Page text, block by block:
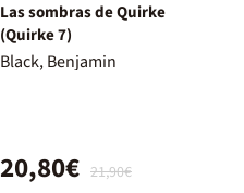
Las sombras de Quirke
(Quirke 7)
Black, Benjamin
21,90€
20,80€